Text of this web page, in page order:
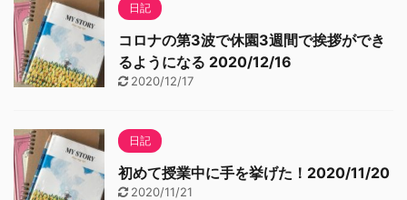
日記
コロナの第3波で休園3週間で挨拶ができ
るようになる 2020/12/16
2020/12/17
日記
初めて授業中に手を挙げた！2020/11/20
2020/11/21